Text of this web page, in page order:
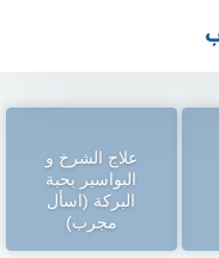
علاج الشرخ و
البواسير بحبة
البركة (اسأل
مجرب)